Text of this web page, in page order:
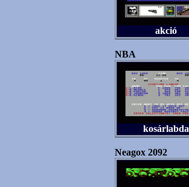
akció
NBA
kosárlabda
Neagox 2092